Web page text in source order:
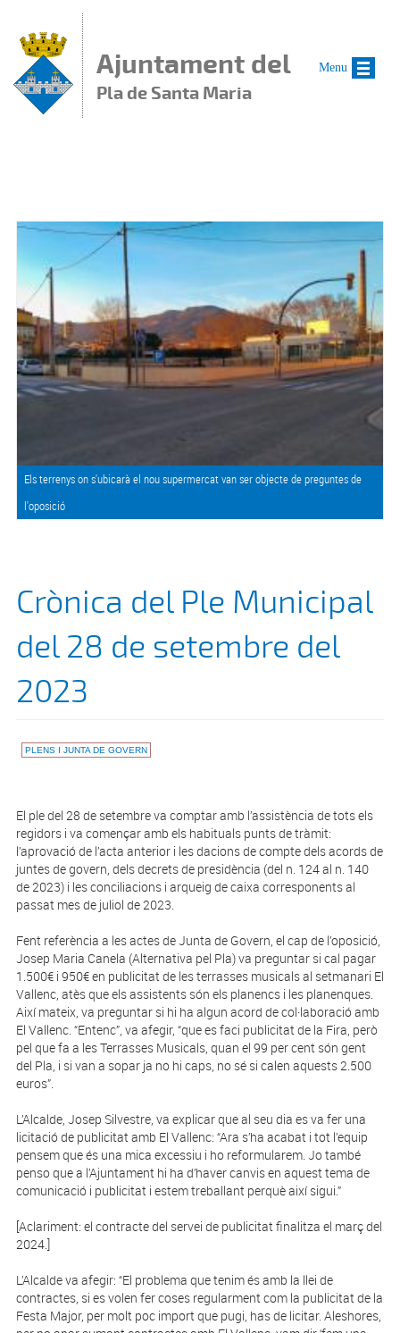
Ajuntament del
Pla de Santa Maria
Els terrenys on s'ubicarà el nou supermercat van ser objecte de preguntes de
l'oposició
Crònica del Ple Municipal
del 28 de setembre del
2023
PLENS I JUNTA DE GOVERN
El ple del 28 de setembre va comptar amb l’assistència de tots els
regidors i va començar amb els habituals punts de tràmit:
l’aprovació de l’acta anterior i les dacions de compte dels acords de
juntes de govern, dels decrets de presidència (del n. 124 al n. 140
de 2023) i les conciliacions i arqueig de caixa corresponents al
passat mes de juliol de 2023.
Fent referència a les actes de Junta de Govern, el cap de l’oposició,
Josep Maria Canela (Alternativa pel Pla) va preguntar si cal pagar
1.500€ i 950€ en publicitat de les terrasses musicals al setmanari El
Vallenc, atès que els assistents són els planencs i les planenques.
Així mateix, va preguntar si hi ha algun acord de col·laboració amb
El Vallenc. “Entenc”, va afegir, “que es faci publicitat de la Fira, però
pel que fa a les Terrasses Musicals, quan el 99 per cent són gent
del Pla, i si van a sopar ja no hi caps, no sé si calen aquests 2.500
euros”.
L’Alcalde, Josep Silvestre, va explicar que al seu dia es va fer una
licitació de publicitat amb El Vallenc: “Ara s’ha acabat i tot l’equip
pensem que és una mica excessiu i ho reformularem. Jo també
penso que a l’Ajuntament hi ha d’haver canvis en aquest tema de
comunicació i publicitat i estem treballant perquè així sigui.”
[Aclariment: el contracte del servei de publicitat finalitza el març del
2024.]
L’Alcalde va afegir: “El problema que tenim és amb la llei de
contractes, si es volen fer coses regularment com la publicitat de la
Festa Major, per molt poc import que pugi, has de licitar. Aleshores,
Menu